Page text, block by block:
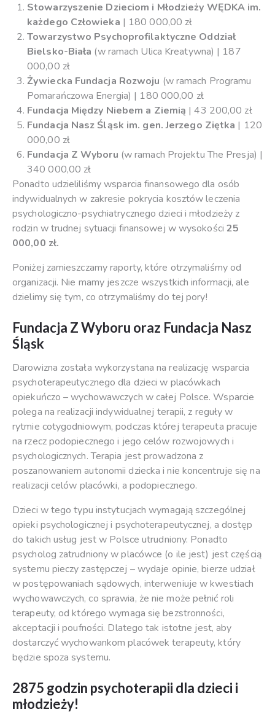
Stowarzyszenie Dzieciom i Młodzieży WĘDKA im.
każdego Człowieka | 180 000,00 zł
Towarzystwo Psychoprofilaktyczne Oddział
Bielsko-Biała (w ramach Ulica Kreatywna) | 187
000,00 zł
Żywiecka Fundacja Rozwoju (w ramach Programu
Pomarańczowa Energia) | 180 000,00 zł
Fundacja Między Niebem a Ziemią | 43 200,00 zł
Fundacja Nasz Śląsk im. gen. Jerzego Ziętka | 120
000,00 zł
Fundacja Z Wyboru (w ramach Projektu The Presja) |
340 000,00 zł
Ponadto udzieliliśmy wsparcia finansowego dla osób
indywidualnych w zakresie pokrycia kosztów leczenia
psychologiczno-psychiatrycznego dzieci i młodzieży z
rodzin w trudnej sytuacji finansowej w wysokości 25
000,00 zł.
Poniżej zamieszczamy raporty, które otrzymaliśmy od
organizacji. Nie mamy jeszcze wszystkich informacji, ale
dzielimy się tym, co otrzymaliśmy do tej pory!
Fundacja Z Wyboru oraz Fundacja Nasz
Śląsk
Darowizna została wykorzystana na realizację wsparcia
psychoterapeutycznego dla dzieci w placówkach
opiekuńczo – wychowawczych w całej Polsce. Wsparcie
polega na realizacji indywidualnej terapii, z reguły w
rytmie cotygodniowym, podczas której terapeuta pracuje
na rzecz podopiecznego i jego celów rozwojowych i
psychologicznych. Terapia jest prowadzona z
poszanowaniem autonomii dziecka i nie koncentruje się na
realizacji celów placówki, a podopiecznego.
Dzieci w tego typu instytucjach wymagają szczególnej
opieki psychologicznej i psychoterapeutycznej, a dostęp
do takich usług jest w Polsce utrudniony. Ponadto
psycholog zatrudniony w placówce (o ile jest) jest częścią
systemu pieczy zastępczej – wydaje opinie, bierze udział
w postępowaniach sądowych, interweniuje w kwestiach
wychowawczych, co sprawia, że nie może pełnić roli
terapeuty, od którego wymaga się bezstronności,
akceptacji i poufności. Dlatego tak istotne jest, aby
dostarczyć wychowankom placówek terapeuty, który
będzie spoza systemu.
2875 godzin psychoterapii dla dzieci i
młodzieży!